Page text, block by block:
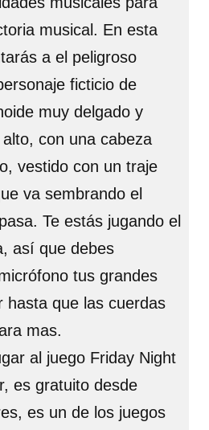
musical. En esta
a el peligroso
ficticio de
muy delgado y
con una cabeza
vestido con un traje
va sembrando el
Te estás jugando el
así que debes
tus grandes
hasta que las cuerdas
mas.
al juego Friday Night
es gratuito desde
es un de los juegos